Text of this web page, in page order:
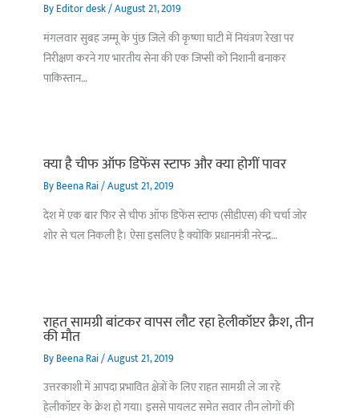
ByEditor desk/August 21, 2019
मंगलवार सुबह जम्मू के पुंछ जिले की कृष्णा घाटी में नियंत्रण रेखा पर
निरीक्षण करने गए भारतीय सेना की एक जिप्सी को निशानी बनाकर
पाकिस्तान…
क्या है चीफ ऑफ डिफेंस स्टाफ और क्या होगीं पावर
ByBeena Rai/August 21, 2019
देश में एक बार फिर से चीफ ऑफ डिफेंस स्टाफ (सीडीएस) की चर्चा जोर
शोर से चल निकली है। ऐसा इसलिए है क्योंकि प्रधानमंत्री नरेन्द्र…
राहत सामग्री बांटकर वापस लौट रहा हेलीकॉप्टर क्रैश, तीन
की मौत
ByBeena Rai/August 21, 2019
उत्तरकाशी में आपदा प्रभावित क्षेत्रों के लिए राहत सामग्री ले जा रहे
हेलीकॉप्टर के क्रेश हो गया। इससे पायलट समेत सवार तीन लोगों की